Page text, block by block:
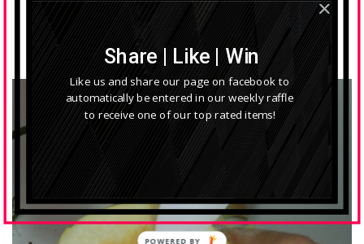
VACÍALOS, EXTRAE SU COGOLLO
Share | Like | Win
Like us and share our page on facebook to
automatically be entered in our weekly raffle
to receive one of our top rated items!